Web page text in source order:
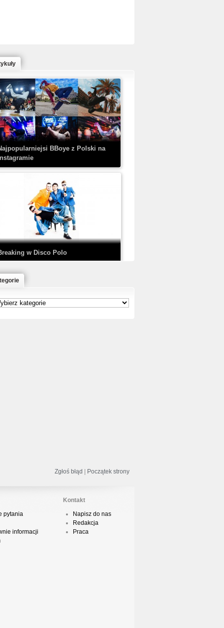
w najnowszym klipie: HRYPA
Kobieta z walizką
TEDE & SIR MICH - KICKDOWN /
DISCO NOIR
Chubeats, Scratch:…
BBoye z Polski na
w Disco Polo
Podsumowanie roku 2018 w Polskim
Zgłoś błąd Początek strony
pytania
informacji
Kontakt
Napisz do nas
Redakcja
Praca